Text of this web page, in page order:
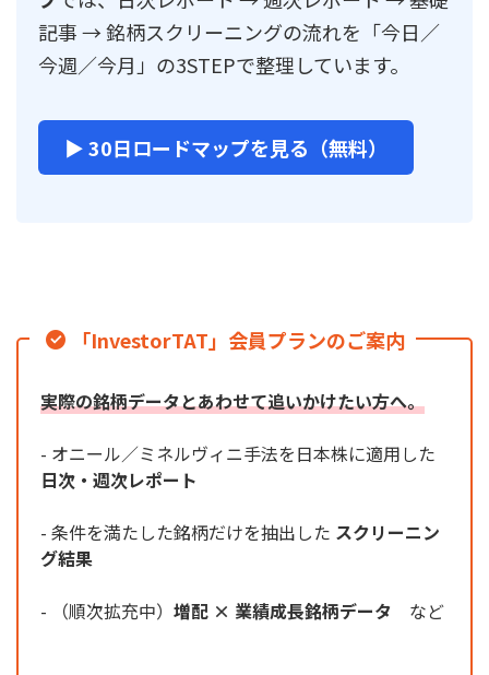
記事 → 銘柄スクリーニングの流れを「今日／
今週／今月」の3STEPで整理しています。
▶ 30日ロードマップを見る（無料）
「InvestorTAT」会員プランのご案内
実際の銘柄データとあわせて追いかけたい方へ。
- オニール／ミネルヴィニ手法を日本株に適用した
日次・週次レポート
- 条件を満たした銘柄だけを抽出した スクリーニン
グ結果
- （順次拡充中） 増配 × 業績成長銘柄データ など